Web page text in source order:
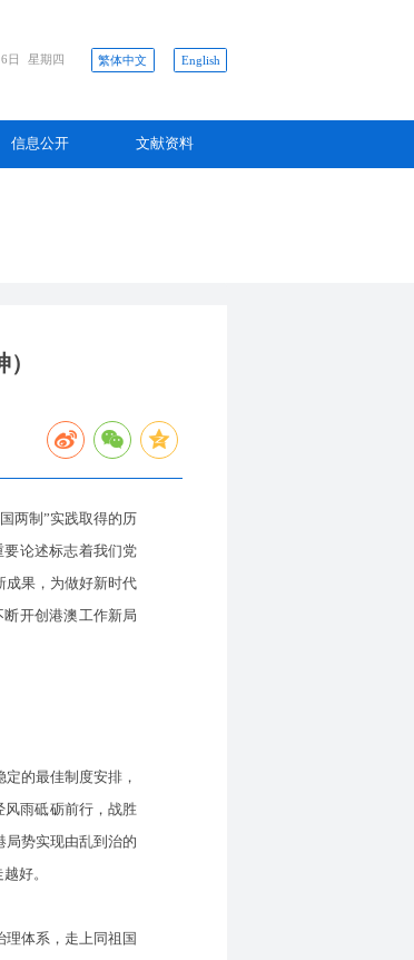
日 星期四 繁体中文 English
信息公开 文献资料
两制”实践取得的历
论述标志着我们党
成果，为做好新时代
开创港澳工作新局
的最佳制度安排，
风雨砥砺前行，战胜
局势实现由乱到治的
好。
体系，走上同祖国